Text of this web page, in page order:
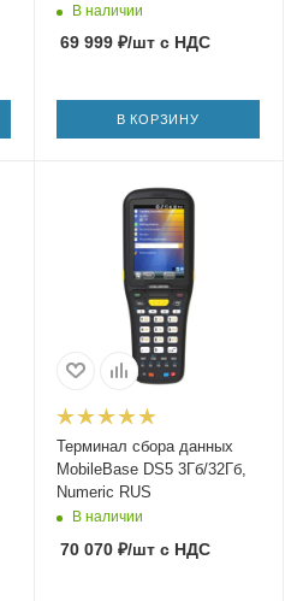
В наличии
69 999₽/штс НДС
В КОРЗИНУ
Терминал сбора данных
MobileBase DS5 3Гб/32Гб,
Numeric RUS
В наличии
70 070₽/штс НДС